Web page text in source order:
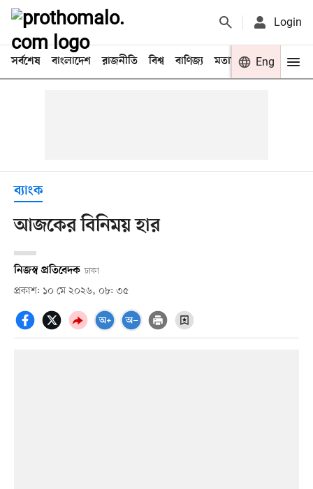
Login
সর্বশেষ বাংলাদেশ রাজনীতি বিশ্ব বাণিজ্য মতামত খেলা
Eng
ব্যাংক
আজকের বিনিময় হার
নিজস্ব প্রতিবেদক ঢাকা
প্রকাশ: ১০ মে ২০২৬, ০৮: ৩৫